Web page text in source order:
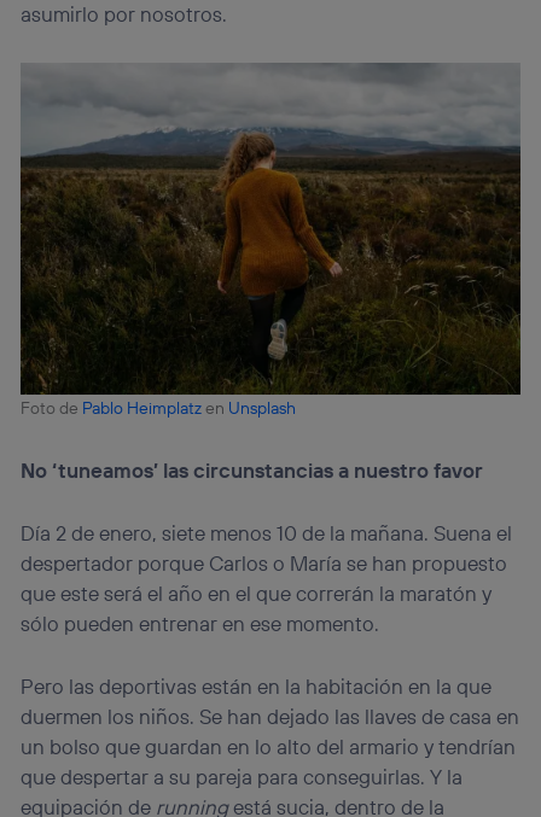
asumirlo por nosotros.
Foto de Pablo Heimplatzen Unsplash
No ‘tuneamos’ las circunstancias a nuestro favor
Día 2 de enero, siete menos 10 de la mañana. Suena el
despertador porque Carlos o María se han propuesto
que este será el año en el que correrán la maratón y
sólo pueden entrenar en ese momento.
Pero las deportivas están en la habitación en la que
duermen los niños. Se han dejado las llaves de casa en
un bolso que guardan en lo alto del armario y tendrían
que despertar a su pareja para conseguirlas. Y la
equipación de runningestá sucia, dentro de la